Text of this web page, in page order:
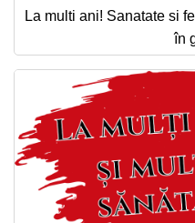
La multi ani! Sanatate si
în